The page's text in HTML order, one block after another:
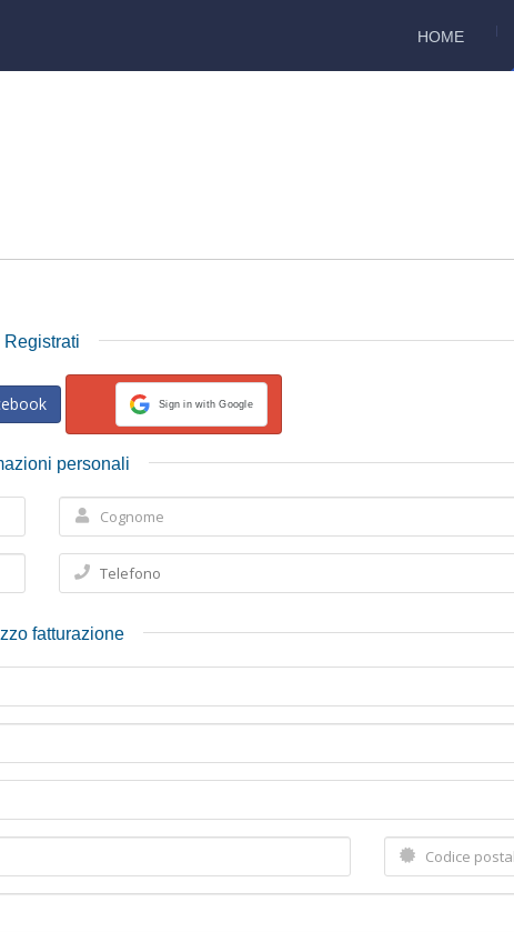
HOME
Registrati
Sign in with Google
personali
fatturazione